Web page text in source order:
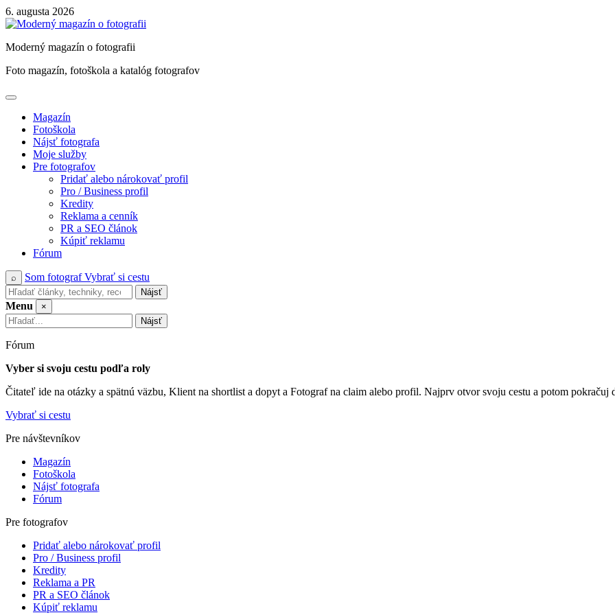
Skip
to
6. augusta 2026
Moderný magazín o fotografii
Foto magazín, fotoškola a katalóg fotografov
Magazín
Fotoškola
Nájsť fotografa
Moje služby
Pre fotografov
Pridať alebo nárokovať profil
Pro / Business profil
Kredity
Reklama a cenník
PR a SEO článok
Kúpiť reklamu
Fórum
⌕ Som fotografVybrať si cestu
Nájsť
Menu
×
Nájsť
Fórum
Vyber si svoju cestu podľa roly
Čitateľ ide na otázky a spätnú väzbu, Klient na shortlist a dopyt a Fotograf na claim alebo profil. Najprv otvor svoju cestu a potom pokračuj
Vybrať si cestu
Pre návštevníkov
Magazín
Fotoškola
Nájsť fotografa
Fórum
Pre fotografov
Pridať alebo nárokovať profil
Pro / Business profil
Kredity
Reklama a PR
PR a SEO článok
Kúpiť reklamu